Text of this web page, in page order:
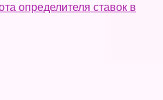
определителя ставок в